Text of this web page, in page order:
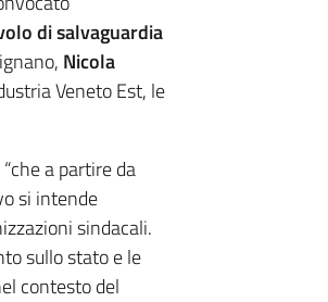
di salvaguardia
Nicola
Veneto Est, le
a partire da
si intende
sindacali.
sullo stato e le
contesto del